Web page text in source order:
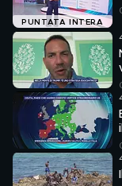
PUNTATA INTERA